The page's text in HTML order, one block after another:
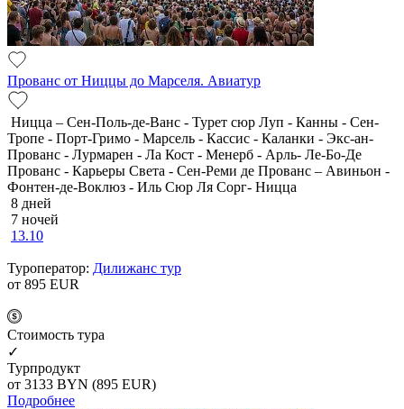
Прованс от Ниццы до Марселя. Авиатур
Ницца – Сен-Поль-де-Ванс - Турет сюр Луп - Канны - Сен-
Тропе - Порт-Гримо - Марсель - Кассис - Каланки - Экс-ан-
Прованс - Лурмарен - Ла Кост - Менерб - Арль- Ле-Бо-Де
Прованс - Карьеры Света - Сен-Реми де Прованс – Авиньон -
Фонтен-де-Воклюз - Иль Сюр Ля Сорг- Ницца
8 дней
7 ночей
13.10
Туроператор: Дилижанс тур
от 895 EUR
Cтоимость тура
✓
Турпродукт
от 3133 BYN (895 EUR)
Подробнее